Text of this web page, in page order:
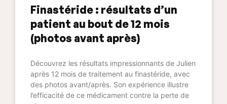
Finastéride : résultats d’un
patient au bout de 12 mois
(photos avant après)
Découvrez les résultats impressionnants de Julien
après 12 mois de traitement au finastéride, avec
des photos avant/après. Son expérience illustre
l’efficacité de ce médicament contre la perte de